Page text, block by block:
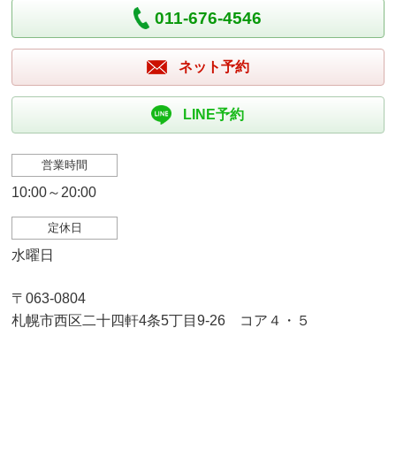
011-676-4546
ネット予約
LINE予約
営業時間
10:00～20:00
定休日
水曜日
〒063-0804
札幌市西区二十四軒4条5丁目9-26 コア４・５